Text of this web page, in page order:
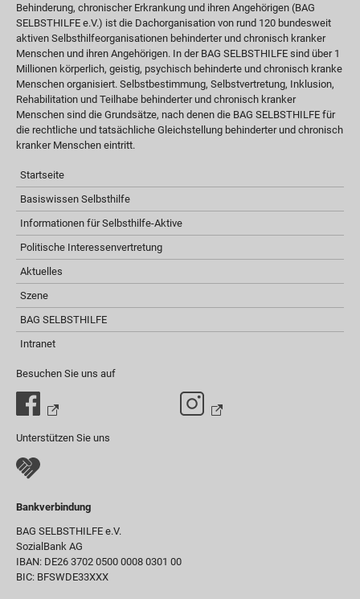
Behinderung, chronischer Erkrankung und ihren Angehörigen (BAG
SELBSTHILFE e.V.) ist die Dachorganisation von rund 120 bundesweit
aktiven Selbsthilfeorganisationen behinderter und chronisch kranker
Menschen und ihren Angehörigen. In der BAG SELBSTHILFE sind über 1
Millionen körperlich, geistig, psychisch behinderte und chronisch kranke
Menschen organisiert. Selbstbestimmung, Selbstvertretung, Inklusion,
Rehabilitation und Teilhabe behinderter und chronisch kranker
Menschen sind die Grundsätze, nach denen die BAG SELBSTHILFE für
die rechtliche und tatsächliche Gleichstellung behinderter und chronisch
kranker Menschen eintritt.
Startseite
Basiswissen Selbsthilfe
Informationen für Selbsthilfe-Aktive
Politische Interessenvertretung
Aktuelles
Szene
BAG SELBSTHILFE
Intranet
Besuchen Sie uns auf
Unterstützen Sie uns
Bankverbindung
BAG SELBSTHILFE e.V.
SozialBank AG
IBAN: DE26 3702 0500 0008 0301 00
BIC: BFSWDE33XXX